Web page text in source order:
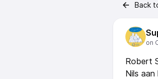
Back
Robert
Nils